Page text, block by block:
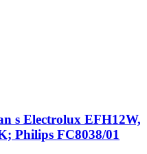
s Electrolux EFH12W,
Philips FC8038/01